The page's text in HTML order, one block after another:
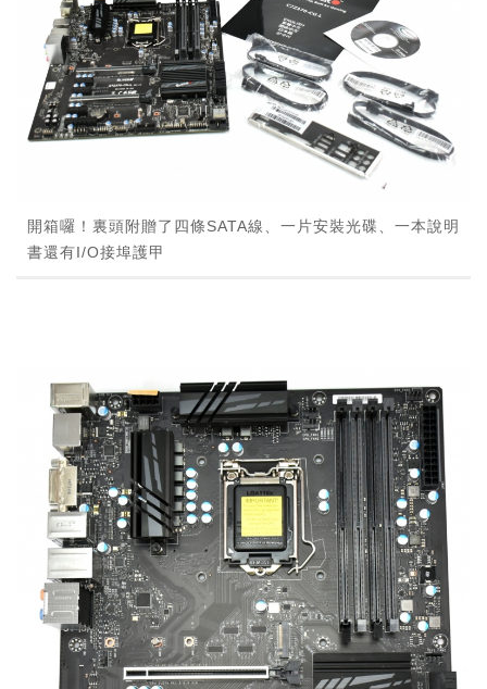
開箱囉！裏頭附贈了四條SATA線、一片安裝光碟、一本說明
書還有I/O接埠護甲